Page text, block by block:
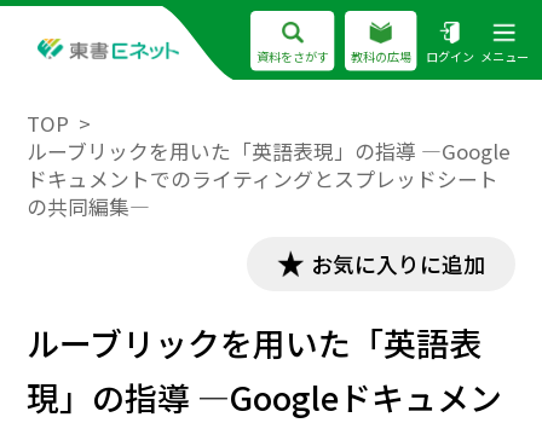
資料をさがす 教科の広場 ログイン メニュー
TOP
ルーブリックを用いた「英語表現」の指導 ―Google
ドキュメントでのライティングとスプレッドシート
の共同編集―
お気に入りに追加
ルーブリックを用いた「英語表
現」の指導 ―Googleドキュメン